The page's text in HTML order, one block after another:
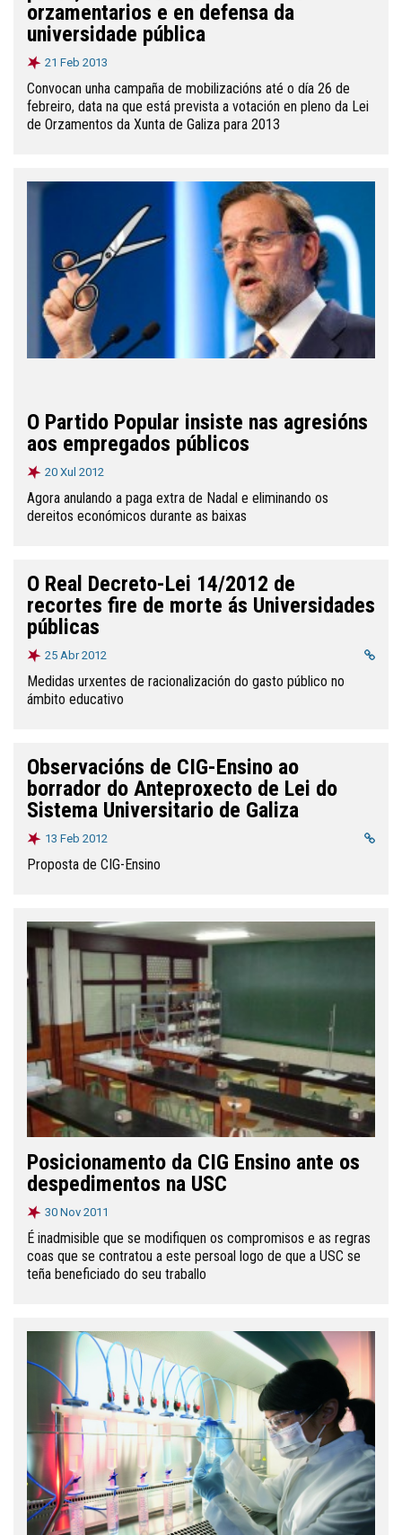
orzamentarios e en defensa da
universidade pública
21 Feb 2013
Convocan unha campaña de mobilizacións até o día 26 de
febreiro, data na que está prevista a votación en pleno da Lei
de Orzamentos da Xunta de Galiza para 2013
O Partido Popular insiste nas agresións
aos empregados públicos
20 Xul 2012
Agora anulando a paga extra de Nadal e eliminando os
dereitos económicos durante as baixas
O Real Decreto-Lei 14/2012 de
recortes fire de morte ás Universidades
públicas
25 Abr 2012
Medidas urxentes de racionalización do gasto público no
ámbito educativo
Observacións de CIG-Ensino ao
borrador do Anteproxecto de Lei do
Sistema Universitario de Galiza
13 Feb 2012
Proposta de CIG-Ensino
Posicionamento da CIG Ensino ante os
despedimentos na USC
30 Nov 2011
É inadmisible que se modifiquen os compromisos e as regras
coas que se contratou a este persoal logo de que a USC se
teña beneficiado do seu traballo